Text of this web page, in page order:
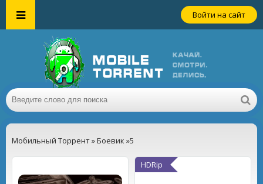
Войти на сайт
Мобильный Торрент»Боевик »5
HDRip